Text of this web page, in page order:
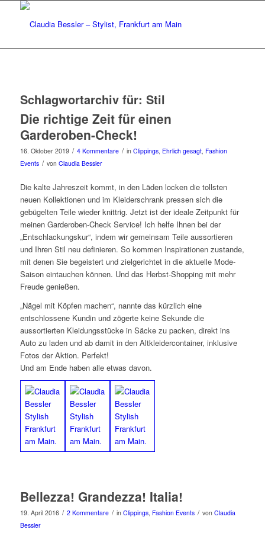
Schlagwortarchiv für: Stil
Die richtige Zeit für einen
Garderoben-Check!
16. Oktober 2019 / 4 Kommentare / in Clippings, Ehrlich gesagt, Fashion
Events / von Claudia Bessler
Die kalte Jahreszeit kommt, in den Läden locken die tollsten
neuen Kollektionen und im Kleiderschrank pressen sich die
gebügelten Teile wieder knittrig. Jetzt ist der ideale Zeitpunkt für
meinen Garderoben-Check Service! Ich helfe Ihnen bei der
„Entschlackungskur“, indem wir gemeinsam Teile aussortieren
und Ihren Stil neu definieren. So kommen Inspirationen zustande,
mit denen Sie begeistert und zielgerichtet in die aktuelle Mode-
Saison eintauchen können. Und das Herbst-Shopping mit mehr
Freude genießen.
„Nägel mit Köpfen machen“, nannte das kürzlich eine
entschlossene Kundin und zögerte keine Sekunde die
aussortierten Kleidungsstücke in Säcke zu packen, direkt ins
Auto zu laden und ab damit in den Altkleidercontainer, inklusive
Fotos der Aktion. Perfekt!
Und am Ende haben alle etwas davon.
Bellezza! Grandezza! Italia!
19. April 2016 / 2 Kommentare / in Clippings, Fashion Events / von Claudia
Bessler